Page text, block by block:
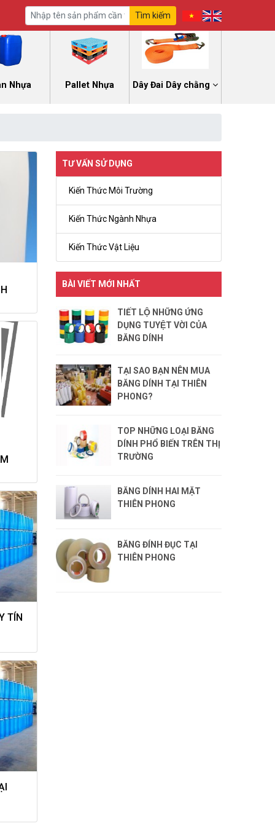
Tìm kiếm
Nhựa Pallet Nhựa Dây Đai Dây chằng
TÍN
TƯ VẤN SỬ DỤNG
Kiến Thức Môi Trường
Kiến Thức Ngành Nhựa
Kiến Thức Vật Liệu
BÀI VIẾT MỚI NHẤT
TIẾT LỘ NHỮNG ỨNG
DỤNG TUYỆT VỜI CỦA
BĂNG DÍNH
TẠI SAO BẠN NÊN MUA
BĂNG DÍNH TẠI THIÊN
PHONG?
TOP NHỮNG LOẠI BĂNG
DÍNH PHỔ BIẾN TRÊN THỊ
TRƯỜNG
BĂNG DÍNH HAI MẶT
THIÊN PHONG
BĂNG ĐÍNH ĐỤC TẠI
THIÊN PHONG